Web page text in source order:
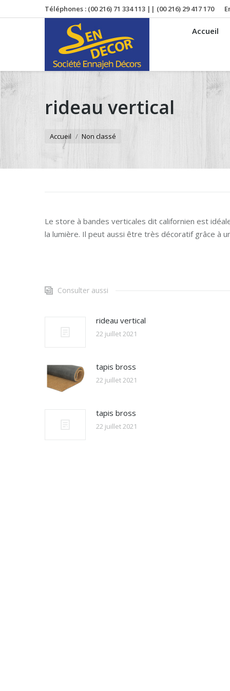
Téléphones : (00 216) 71 334 113 || (00 216) 29 417 170
Accueil
rideau vertical
Accueil Non classé
Le store à bandes verticales dit californien est
la lumière. Il peut aussi être très décoratif grâce à
Consulter aussi
rideau vertical
22 juillet 2021
tapis bross
22 juillet 2021
tapis bross
22 juillet 2021